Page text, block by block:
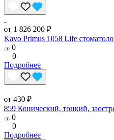
от 1 826 200 ₽
Kavo Primus 1058 Life
0
0
Подробнее
от 430 ₽
859 Конический, тонкий,
0
0
Подробнее